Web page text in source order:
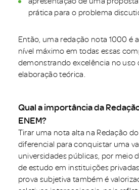
prática para o problema
Então, uma redação nota 1000 é
nível máximo em todas essas
demonstrando excelência no uso
elaboração teórica.
Qual a importância da
ENEM?
Tirar uma nota alta na Redação
diferencial para conquistar uma
universidades públicas, por meio
de estudo em instituições
prova subjetiva também é